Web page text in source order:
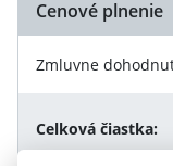
Cenové plnenie
Zmluvne
Celková čiastka: